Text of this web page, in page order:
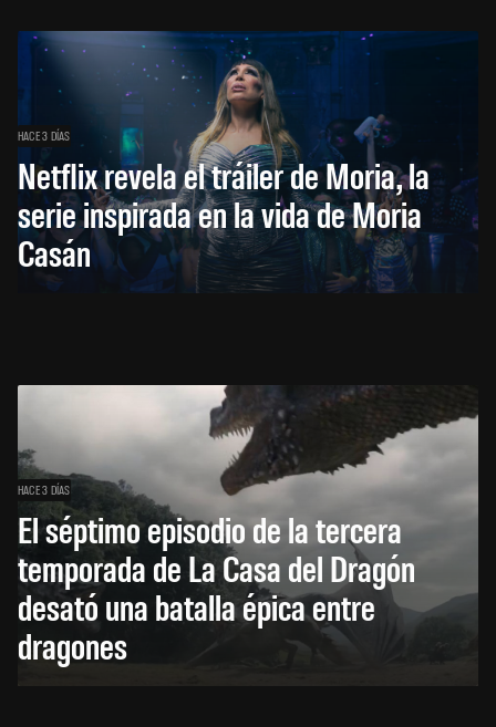
HACE 3 DÍAS
Netflix revela el tráiler de Moria, la
serie inspirada en la vida de Moria
Casán
HACE 3 DÍAS
El séptimo episodio de la tercera
temporada de La Casa del Dragón
desató una batalla épica entre
dragones